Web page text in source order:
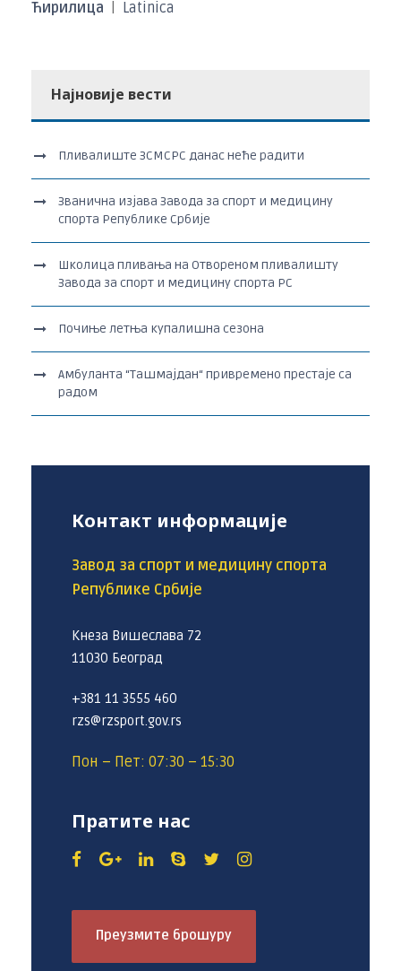
Ћирилица Latinica
Најновије вести
Пливалиште ЗСМСРС данас неће радити
Званична изјава Завода за спорт и медицину
спорта Републике Србије
Школица пливања на Отвореном пливалишту
Завода за спорт и медицину спорта РС
Почиње летња купалишна сезона
Амбуланта “Ташмајдан“ привремено престаје са
радом
Контакт информације
Завод за спорт и медицину спорта
Републике Србије
Кнеза Вишеслава 72
11030 Београд
+381 11 3555 460
rzs@rzsport.gov.rs
Пон – Пет: 07:30 – 15:30
Пратите нас
Преузмите брошуру